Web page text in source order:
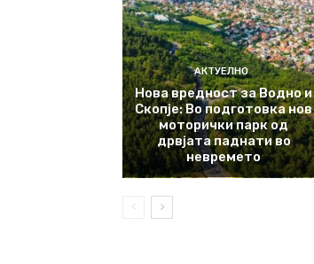
АКТУЕЛНО
Нова вредност за Водно и
Скопје: Во подготовка нов
моторички парк од
дрвјата паднати во
невремето